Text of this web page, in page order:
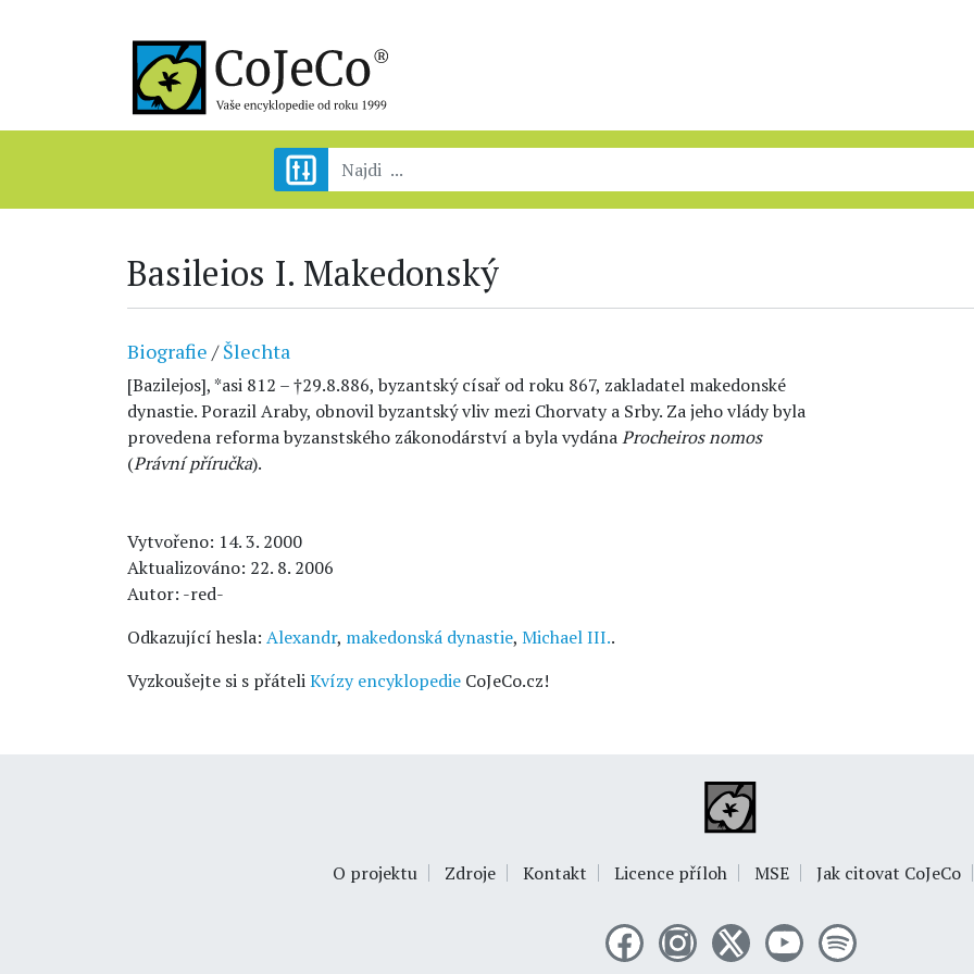
Basileios I. Makedonský
Biografie /Šlechta
[Bazilejos], *asi 812 – †29.8.886, byzantský císař od roku 867, zakladatel makedonské
dynastie. Porazil Araby, obnovil byzantský vliv mezi Chorvaty a Srby. Za jeho vlády byla
provedena reforma byzanstského zákonodárství a byla vydánaProcheiros nomos
(Právní příručka).
Vytvořeno: 14. 3. 2000
Aktualizováno: 22. 8. 2006
Autor: -red-
Odkazující hesla: Alexandr, makedonská dynastie, Michael III..
Vyzkoušejte si s přáteliKvízy encyklopedie CoJeCo.cz!
O projektu Zdroje Kontakt Licence příloh MSE Jak citovat CoJeCo